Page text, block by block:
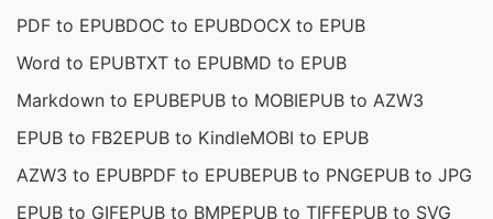
PDF to EPUBDOC to EPUBDOCX to EPUB
Word to EPUBTXT to EPUBMD to EPUB
Markdown to EPUBEPUB to MOBIEPUB to AZW3
EPUB to FB2EPUB to KindleMOBI to EPUB
AZW3 to EPUBPDF to EPUBEPUB to PNGEPUB to JPG
EPUB to GIFEPUB to BMPEPUB to TIFFEPUB to SVG